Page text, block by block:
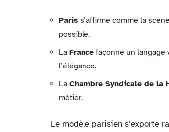
Paris s’affirme comme la
possible.
La France façonne un langage
l’élégance.
La Chambre Syndicale de la
métier.
Le modèle parisien s’exporte